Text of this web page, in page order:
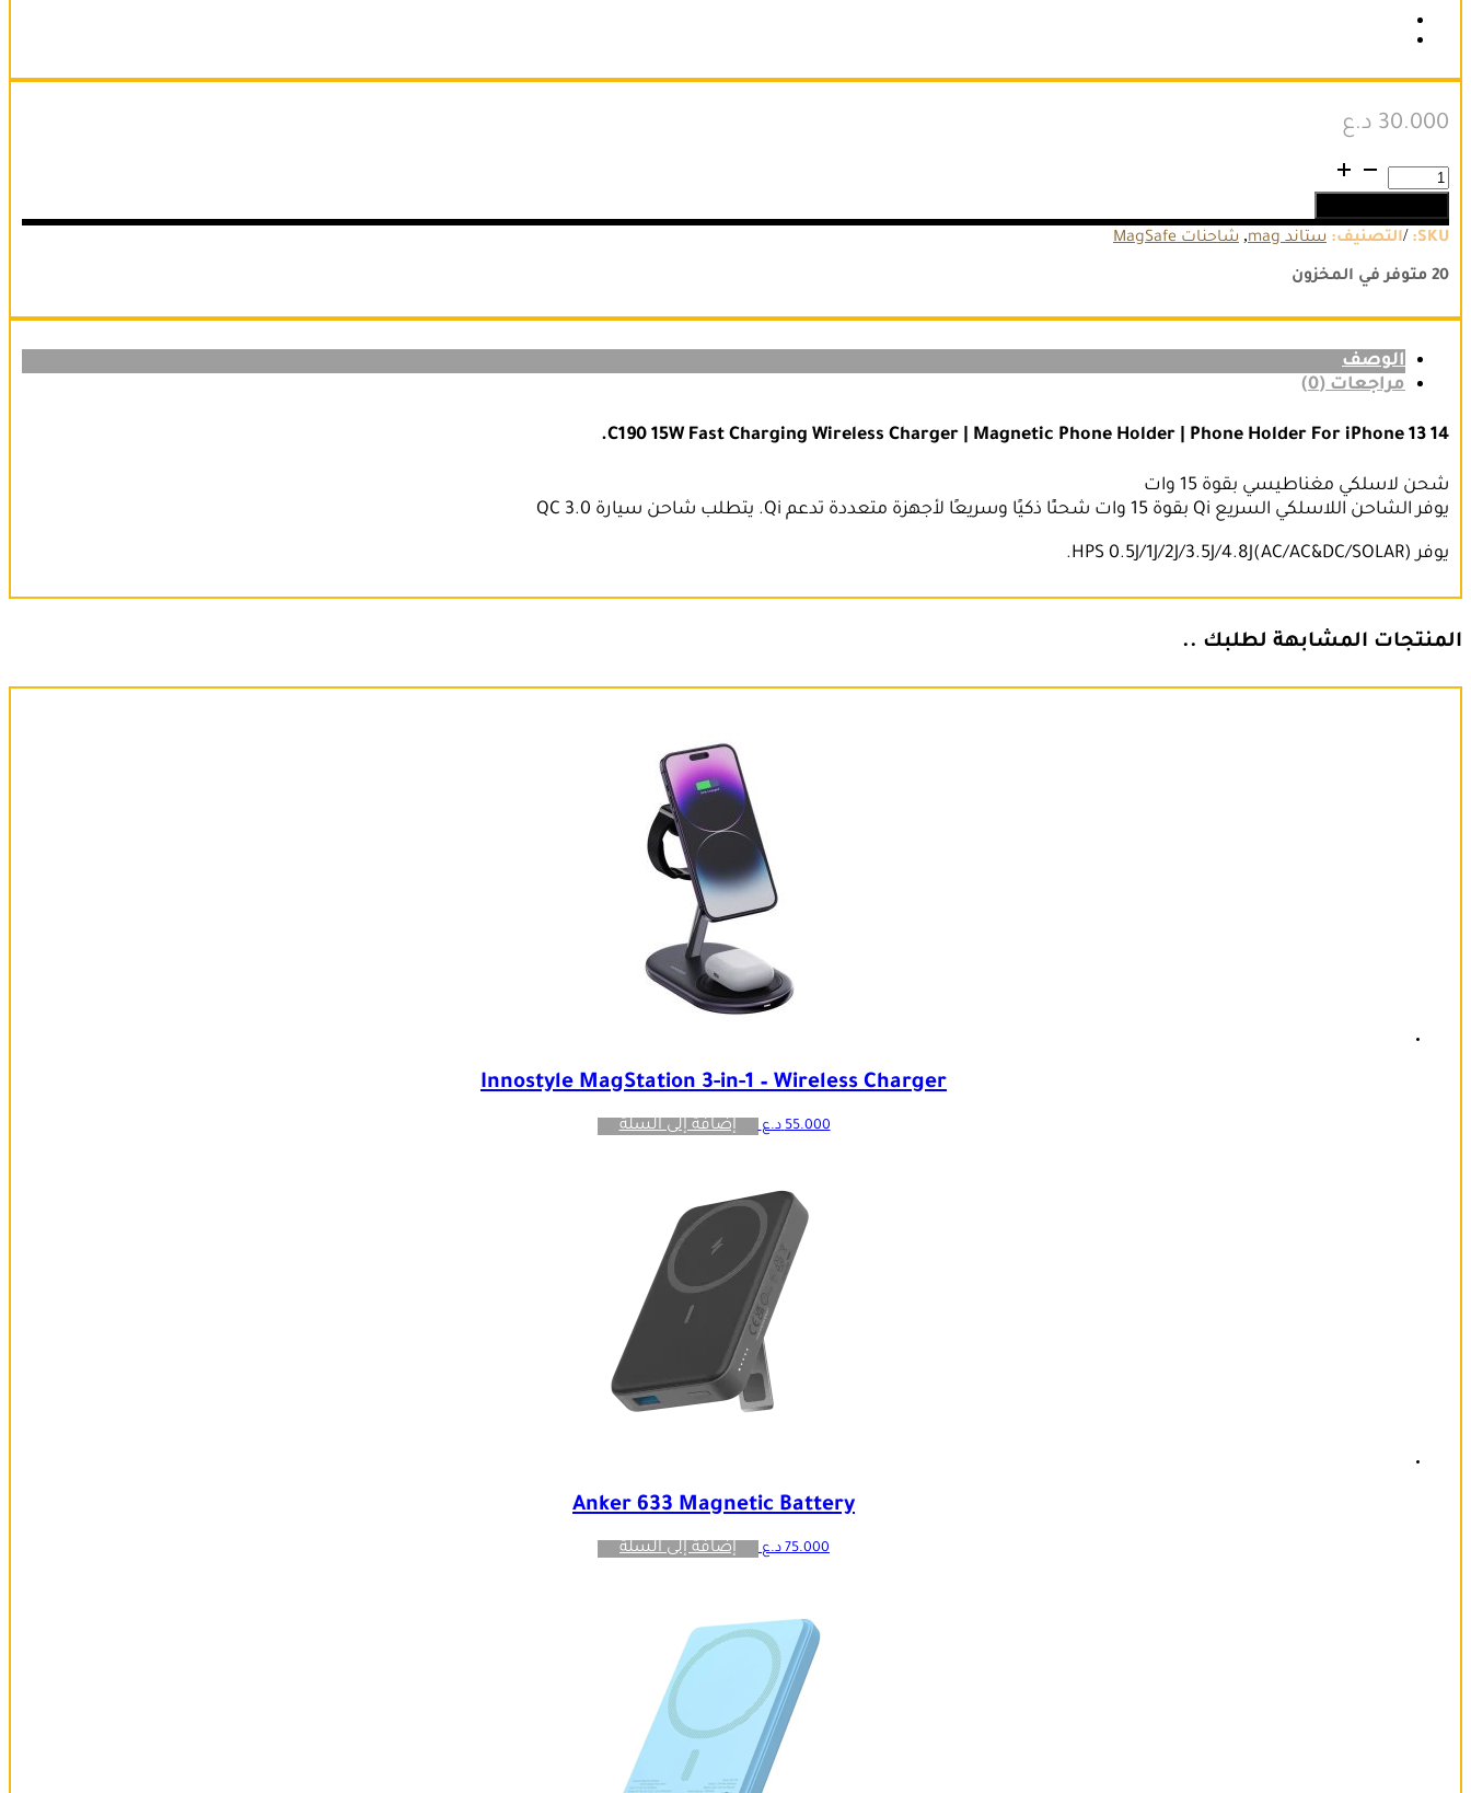
30.000 د.ع
كمية
C190
Fast
Wireless
SKU:
/التصنيف: ستاند mag , شاحنات MagSafe
20 متوفر في المخزون
الوصف
مراجعات (0)
C190 15W Fast Charging Wireless Charger | Magnetic Phone Holder | Phone Holder For iPhone 13 14.
شحن لاسلكي مغناطيسي بقوة 15 وات
يوفر الشاحن اللاسلكي السريع Qi بقوة 15 وات شحنًا ذكيًا وسريعًا لأجهزة متعددة تدعم Qi. يتطلب شاحن سيارة QC 3.0
يوفر HPS 0.5J/1J/2J/3.5J/4.8J(AC/AC&DC/SOLAR).
المنتجات المشابهة لطلبك ..
Innostyle MagStation 3-in-1 – Wireless Charger
55.000 د.ع إضافة إلى السلة
Anker 633 Magnetic Battery
75.000 د.ع إضافة إلى السلة